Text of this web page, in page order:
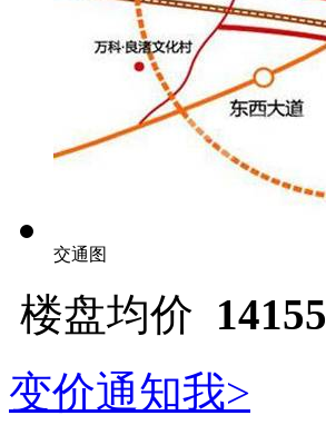
交通图
楼盘均价 14155
变价通知我>